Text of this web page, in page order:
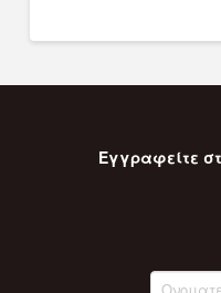
Εγγραφείτε